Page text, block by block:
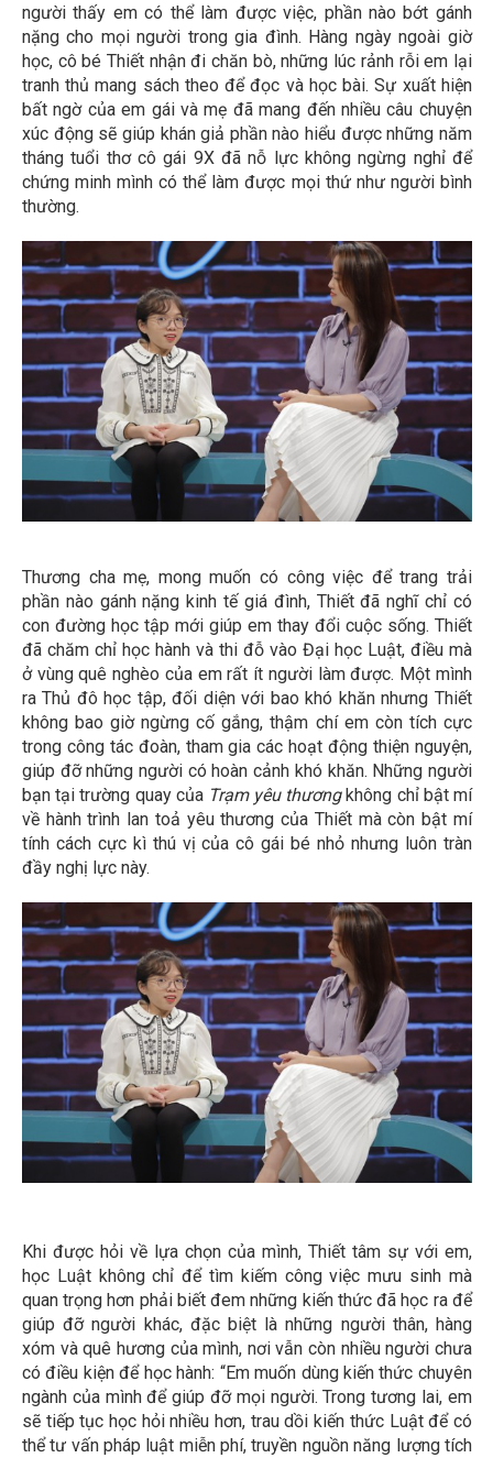
người thấy em có thể làm được việc, phần nào bớt gánh
nặng cho mọi người trong gia đình. Hàng ngày ngoài giờ
học, cô bé Thiết nhận đi chăn bò, những lúc rảnh rỗi em lại
tranh thủ mang sách theo để đọc và học bài. Sự xuất hiện
bất ngờ của em gái và mẹ đã mang đến nhiều câu chuyện
xúc động sẽ giúp khán giả phần nào hiểu được những năm
tháng tuổi thơ cô gái 9X đã nỗ lực không ngừng nghỉ để
chứng minh mình có thể làm được mọi thứ như người bình
thường.
Thương cha mẹ, mong muốn có công việc để trang trải
phần nào gánh nặng kinh tế giá đình, Thiết đã nghĩ chỉ có
con đường học tập mới giúp em thay đổi cuộc sống. Thiết
đã chăm chỉ học hành và thi đỗ vào Đại học Luật, điều mà
ở vùng quê nghèo của em rất ít người làm được. Một mình
ra Thủ đô học tập, đối diện với bao khó khăn nhưng Thiết
không bao giờ ngừng cố gắng, thậm chí em còn tích cực
trong công tác đoàn, tham gia các hoạt động thiện nguyện,
giúp đỡ những người có hoàn cảnh khó khăn. Những người
bạn tại trường quay của Trạm yêu thươngkhông chỉ bật mí
về hành trình lan toả yêu thương của Thiết mà còn bật mí
tính cách cực kì thú vị của cô gái bé nhỏ nhưng luôn tràn
đầy nghị lực này.
Khi được hỏi về lựa chọn của mình, Thiết tâm sự với em,
học Luật không chỉ để tìm kiếm công việc mưu sinh mà
quan trọng hơn phải biết đem những kiến thức đã học ra để
giúp đỡ người khác, đặc biệt là những người thân, hàng
xóm và quê hương của mình, nơi vẫn còn nhiều người chưa
có điều kiện để học hành: “Em muốn dùng kiến thức chuyên
ngành của mình để giúp đỡ mọi người. Trong tương lai, em
sẽ tiếp tục học hỏi nhiều hơn, trau dồi kiến thức Luật để có
thể tư vấn pháp luật miễn phí, truyền nguồn năng lượng tích